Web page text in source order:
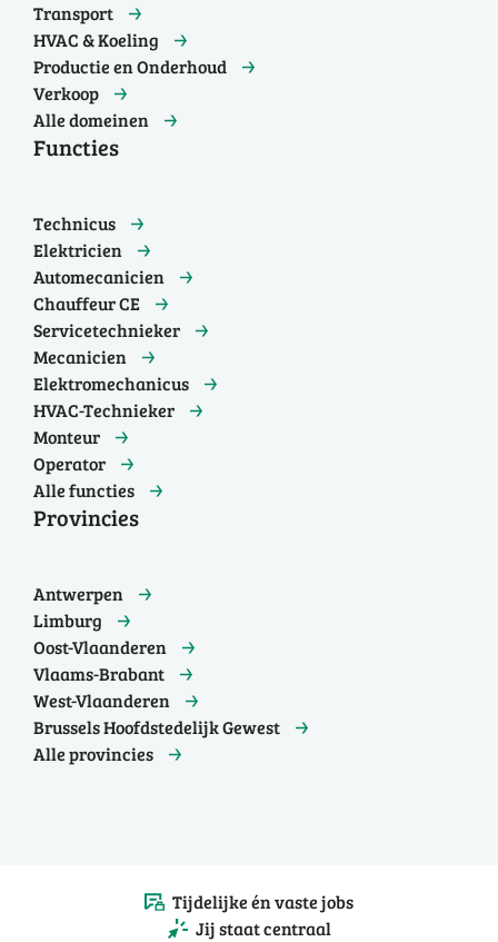
Transport
HVAC & Koeling
Productie en Onderhoud
Verkoop
Alle domeinen
Functies
Technicus
Elektricien
Automecanicien
Chauffeur CE
Servicetechnieker
Mecanicien
Elektromechanicus
HVAC-Technieker
Monteur
Operator
Alle functies
Provincies
Antwerpen
Limburg
Oost-Vlaanderen
Vlaams-Brabant
West-Vlaanderen
Brussels Hoofdstedelijk Gewest
Alle provincies
Tijdelijke én vaste jobs
Jij staat centraal